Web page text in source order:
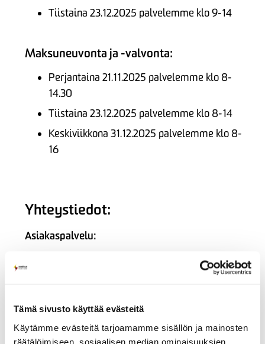
Tämä sivusto käyttää evästeitä
Käytämme evästeitä tarjoamamme sisällön ja mainosten
räätälöimiseen, sosiaalisen median ominaisuuksien
Tiistaina 23.12.2025 palvelemme klo 9-14
Maksuneuvonta ja -valvonta:
Perjantaina 21.11.2025 palvelemme klo 8-
14.30
Tiistaina 23.12.2025 palvelemme klo 8-14
Keskiviikkona 31.12.2025 palvelemme klo 8-
16
Yhteystiedot:
Asiakaspalvelu:
asiakaspalvelu@issoy.fi
Maksuneuvonta ja -valvonta:
puh. 09 2315 0463,MyRopo